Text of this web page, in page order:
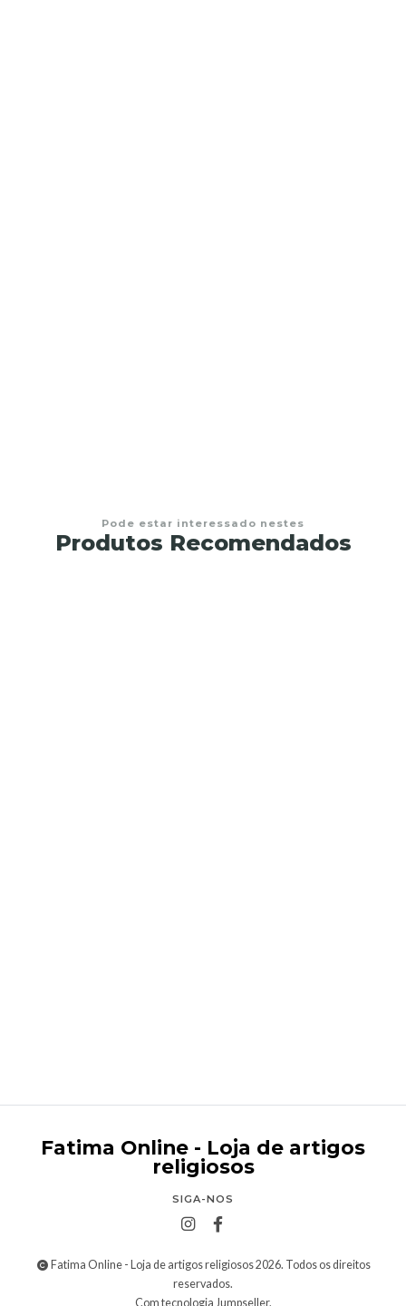
Pode estar interessado nestes
Produtos Recomendados
Fatima Online - Loja de artigos
religiosos
SIGA-NOS
Fatima Online - Loja de artigos religiosos 2026. Todos os direitos
reservados.
Com tecnologia Jumpseller.